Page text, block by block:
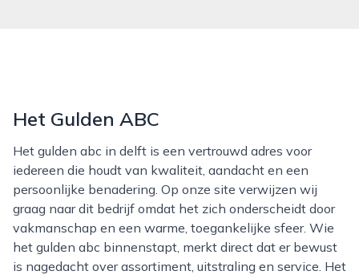
Het Gulden ABC
Het gulden abc in delft is een vertrouwd adres voor
iedereen die houdt van kwaliteit, aandacht en een
persoonlijke benadering. Op onze site verwijzen wij
graag naar dit bedrijf omdat het zich onderscheidt door
vakmanschap en een warme, toegankelijke sfeer. Wie
het gulden abc binnenstapt, merkt direct dat er bewust
is nagedacht over assortiment, uitstraling en service. Het